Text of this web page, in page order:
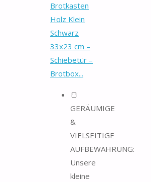
Brotkasten
Holz Klein
Schwarz
33x23 cm –
Schiebetür –
Brotbox...
🍞
GERÄUMIGE
&
VIELSEITIGE
AUFBEWAHRUNG:
Unsere
kleine